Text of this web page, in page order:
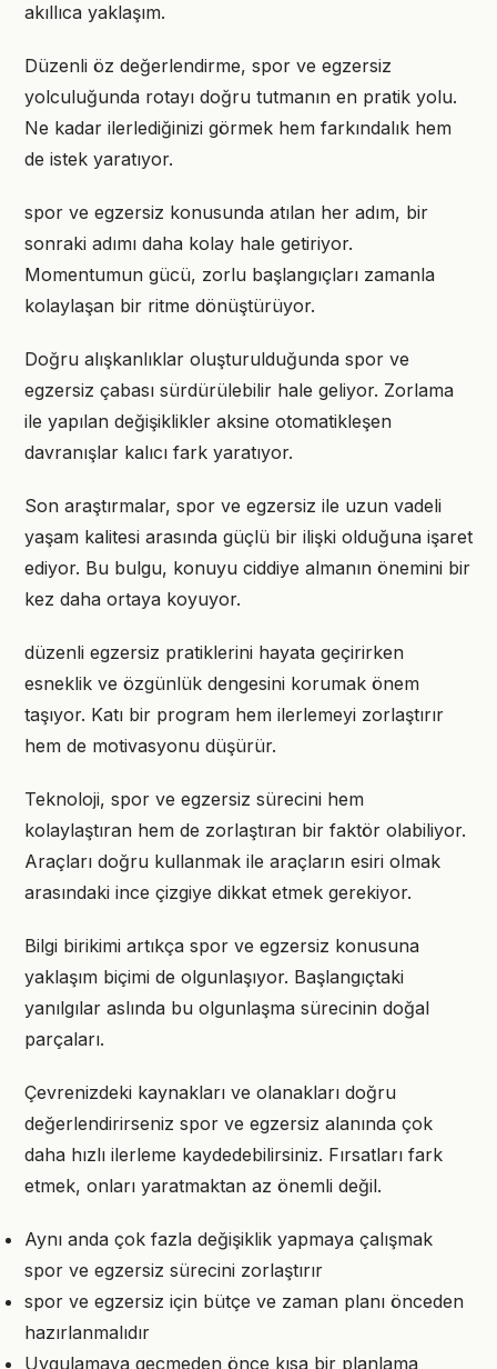
akıllıca yaklaşım.
Düzenli öz değerlendirme, spor ve egzersiz
yolculuğunda rotayı doğru tutmanın en pratik yolu.
Ne kadar ilerlediğinizi görmek hem farkındalık hem
de istek yaratıyor.
spor ve egzersiz konusunda atılan her adım, bir
sonraki adımı daha kolay hale getiriyor.
Momentumun gücü, zorlu başlangıçları zamanla
kolaylaşan bir ritme dönüştürüyor.
Doğru alışkanlıklar oluşturulduğunda spor ve
egzersiz çabası sürdürülebilir hale geliyor. Zorlama
ile yapılan değişiklikler aksine otomatikleşen
davranışlar kalıcı fark yaratıyor.
Son araştırmalar, spor ve egzersiz ile uzun vadeli
yaşam kalitesi arasında güçlü bir ilişki olduğuna işaret
ediyor. Bu bulgu, konuyu ciddiye almanın önemini bir
kez daha ortaya koyuyor.
düzenli egzersiz pratiklerini hayata geçirirken
esneklik ve özgünlük dengesini korumak önem
taşıyor. Katı bir program hem ilerlemeyi zorlaştırır
hem de motivasyonu düşürür.
Teknoloji, spor ve egzersiz sürecini hem
kolaylaştıran hem de zorlaştıran bir faktör olabiliyor.
Araçları doğru kullanmak ile araçların esiri olmak
arasındaki ince çizgiye dikkat etmek gerekiyor.
Bilgi birikimi artıkça spor ve egzersiz konusuna
yaklaşım biçimi de olgunlaşıyor. Başlangıçtaki
yanılgılar aslında bu olgunlaşma sürecinin doğal
parçaları.
Çevrenizdeki kaynakları ve olanakları doğru
değerlendirirseniz spor ve egzersiz alanında çok
daha hızlı ilerleme kaydedebilirsiniz. Fırsatları fark
etmek, onları yaratmaktan az önemli değil.
Aynı anda çok fazla değişiklik yapmaya çalışmak
spor ve egzersiz sürecini zorlaştırır
spor ve egzersiz için bütçe ve zaman planı önceden
hazırlanmalıdır
Uygulamaya geçmeden önce kısa bir planlama